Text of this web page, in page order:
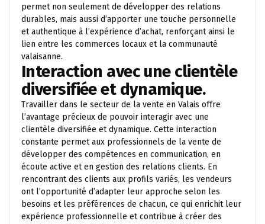
permet non seulement de développer des relations
durables, mais aussi d’apporter une touche personnelle
et authentique à l’expérience d’achat, renforçant ainsi le
lien entre les commerces locaux et la communauté
valaisanne.
Interaction avec une clientèle
diversifiée et dynamique.
Travailler dans le secteur de la vente en Valais offre
l’avantage précieux de pouvoir interagir avec une
clientèle diversifiée et dynamique. Cette interaction
constante permet aux professionnels de la vente de
développer des compétences en communication, en
écoute active et en gestion des relations clients. En
rencontrant des clients aux profils variés, les vendeurs
ont l’opportunité d’adapter leur approche selon les
besoins et les préférences de chacun, ce qui enrichit leur
expérience professionnelle et contribue à créer des